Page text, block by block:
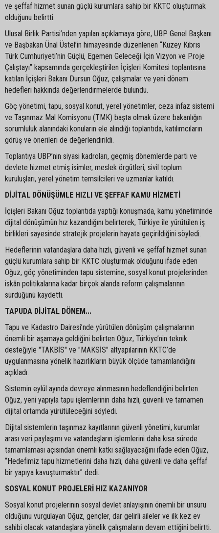
ve şeffaf hizmet sunan güçlü kurumlara sahip bir KKTC oluşturmak
olduğunu belirtti.
Ulusal Birlik Partisi’nden yapılan açıklamaya göre, UBP Genel Başkanı
ve Başbakan Ünal Üstel’in himayesinde düzenlenen “Kuzey Kıbrıs
Türk Cumhuriyeti’nin Güçlü, Egemen Geleceği İçin Vizyon ve Proje
Çalıştayı” kapsamında gerçekleştirilen İçişleri Komitesi toplantısına
katılan İçişleri Bakanı Dursun Oğuz, çalışmalar ve yeni dönem
hedefleri hakkında değerlendirmelerde bulundu.
Göç yönetimi, tapu, sosyal konut, yerel yönetimler, ceza infaz sistemi
ve Taşınmaz Mal Komisyonu (TMK) başta olmak üzere bakanlığın
sorumluluk alanındaki konuların ele alındığı toplantıda, katılımcıların
görüş ve önerileri de değerlendirildi.
Toplantıya UBP’nin siyasi kadroları, geçmiş dönemlerde parti ve
devlete hizmet etmiş isimler, meslek örgütleri, sivil toplum
kuruluşları, yerel yönetim temsilcileri ve uzmanlar katıldı.
DİJİTAL DÖNÜŞÜMLE HIZLI VE ŞEFFAF KAMU HİZMETİ
İçişleri Bakanı Oğuz toplantıda yaptığı konuşmada, kamu yönetiminde
dijital dönüşümün hız kazandığını belirterek, Türkiye ile yürütülen iş
birlikleri sayesinde stratejik projelerin hayata geçirildiğini söyledi.
Hedeflerinin vatandaşlara daha hızlı, güvenli ve şeffaf hizmet sunan
güçlü kurumlara sahip bir KKTC oluşturmak olduğunu ifade eden
Oğuz, göç yönetiminden tapu sistemine, sosyal konut projelerinden
iskân politikalarına kadar birçok alanda reform çalışmalarının
sürdüğünü kaydetti.
TAPUDA DİJİTAL DÖNEM...
Tapu ve Kadastro Dairesi’nde yürütülen dönüşüm çalışmalarının
önemli bir aşamaya geldiğini belirten Oğuz, Türkiye’nin teknik
desteğiyle "TAKBİS" ve "MAKSİS" altyapılarının KKTC’de
uygulanmasına yönelik hazırlıkların büyük ölçüde tamamlandığını
açıkladı.
Sistemin eylül ayında devreye alınmasının hedeflendiğini belirten
Oğuz, yeni yapıyla tapu işlemlerinin daha hızlı, güvenli ve tamamen
dijital ortamda yürütüleceğini söyledi.
Dijital sistemlerin taşınmaz kayıtlarının güvenli yönetimi, kurumlar
arası veri paylaşımı ve vatandaşların işlemlerini daha kısa sürede
tamamlaması açısından önemli katkı sağlayacağını ifade eden Oğuz,
“Hedefimiz tapu hizmetlerini daha hızlı, daha güvenli ve daha şeffaf
bir yapıya kavuşturmaktır” dedi.
SOSYAL KONUT PROJELERİ HIZ KAZANIYOR
Sosyal konut projelerinin sosyal devlet anlayışının önemli bir unsuru
olduğunu vurgulayan Oğuz, gençler, dar gelirli aileler ve ilk kez ev
sahibi olacak vatandaşlara yönelik çalışmaların devam ettiğini belirtti.